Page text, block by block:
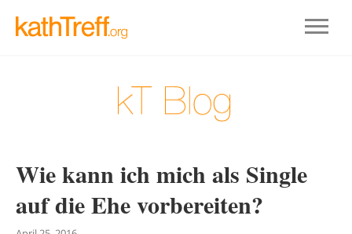
Wie kann ich mich als Single
auf die Ehe vorbereiten?